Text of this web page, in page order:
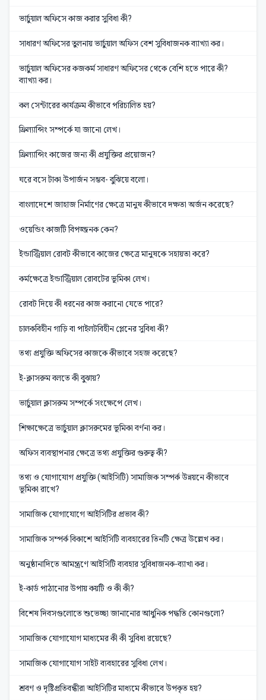
ভার্চুয়াল অফিসে কাজ করার সুবিধা কী?
সাধারণ অফিসের তুলনায় ভার্চুয়াল অফিস বেশ সুবিধাজনক ব্যাখ্যা কর।
ভার্চুয়াল অফিসের কজকর্ম সাধারণ অফিসের থেকে বেশি হতে পারে কী?
ব্যাখ্যা কর।
কল সেন্টারের কার্যক্রম কীভাবে পরিচালিত হয়?
ফ্রিল্যান্সিং সম্পর্কে যা জানো লেখ।
ফ্রিল্যান্সিং কাজের জন্য কী প্রযুক্তির প্রয়োজন?
ঘরে বসে টাকা উপার্জন সম্ভব- বুঝিয়ে বলো।
বাংলাদেশে জাহাজ নির্মাণের ক্ষেত্রে মানুষ কীভাবে দক্ষতা অর্জন করেছে?
ওয়েন্ডিং কাজটি বিপজ্জনক কেন?
ইন্ডাস্ট্রিয়াল রোবট কীভাবে কাজের ক্ষেত্রে মানুষকে সহায়তা করে?
কর্মক্ষেত্রে ইন্ডাস্ট্রিয়াল রোবটের ভূমিকা লেখ।
রোবট দিয়ে কী ধরনের কাজ করানো যেতে পারে?
চালকবিহীন গাড়ি বা পাইলটবিহীন প্লেনের সুবিধা কী?
তথ্য প্রযুক্তি অফিসের কাজকে কীভাবে সহজ করেছে?
ই-ক্লাসরুম বলতে কী বুঝায়?
ভার্চুয়াল ক্লাসরুম সম্পর্কে সংক্ষেপে লেখ।
শিক্ষাক্ষেত্রে ভার্চুয়াল ক্লাসরুমের ভূমিকা বর্ণনা কর।
অফিস ব্যবস্থাপনার ক্ষেত্রে তথ্য প্রযুক্তির গুরুত্ব কী?
তথ্য ও যোগাযোগ প্রযুক্তি (আইসিটি) সামাজিক সম্পর্ক উন্নয়নে কীভাবে
ভূমিকা রাখে?
সামাজিক যোগাযোগে আইসিটির প্রভাব কী?
সামাজিক সম্পর্ক বিকাশে আইসিটি ব্যবহারের তিনটি ক্ষেত্র উল্লেখ কর।
অনুষ্ঠানাদিতে আমন্ত্রণে আইসিটি ব্যবহার সুবিধাজনক-ব্যাখা কর।
ই-কার্ড পাঠানোর উপায় কয়টি ও কী কী?
বিশেষ দিবসগুলোতে শুভেচ্ছা জানানোর আধুনিক পদ্ধতি কোনগুলো?
সামাজিক যোগাযোগ মাধ্যমের কী কী সুবিধা রয়েছে?
সামাজিক যোগাযোগ সাইট ব্যবহারের সুবিধা লেখ।
শ্রবণ ও দৃষ্টিপ্রতিবন্ধীরা আইসিটির মাধ্যমে কীভাবে উপকৃত হয়?